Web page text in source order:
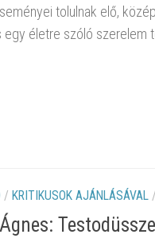
tolulnak elő,
egy életre szóló szerelem
/ KRITIKUSOK AJÁNLÁSÁVAL /